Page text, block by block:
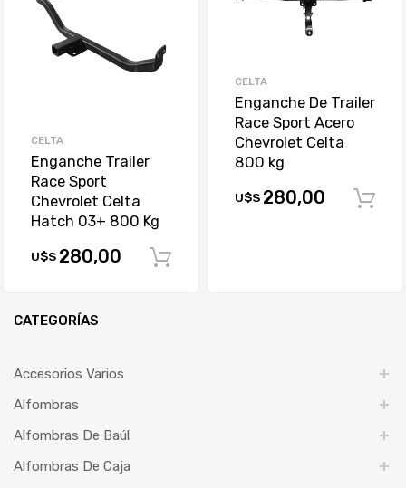
CELTA
Enganche Trailer
Race Sport
Chevrolet Celta
Hatch 03+ 800 Kg
U$S 280,00
CELTA
Enganche De Trailer
Race Sport Acero
Chevrolet Celta
800 kg
U$S 280,00
CATEGORÍAS
Accesorios Varios
Alfombras
Alfombras De Baúl
Alfombras De Caja